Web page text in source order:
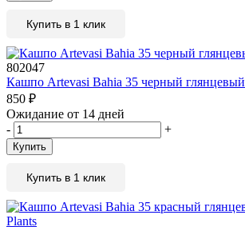
Купить в 1 клик
802047
Кашпо Artevasi Bahia 35 черный глянцевый
850 ₽
Ожидание от 14 дней
-
+
Купить
Купить в 1 клик